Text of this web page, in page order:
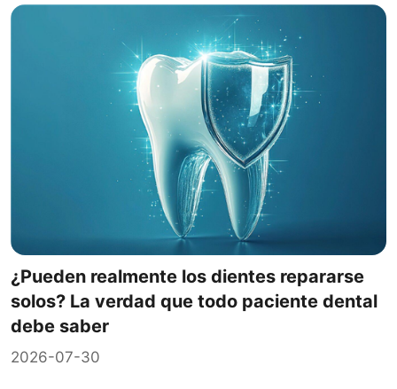
¿Pueden realmente los dientes repararse
solos? La verdad que todo paciente dental
debe saber
2026-07-30